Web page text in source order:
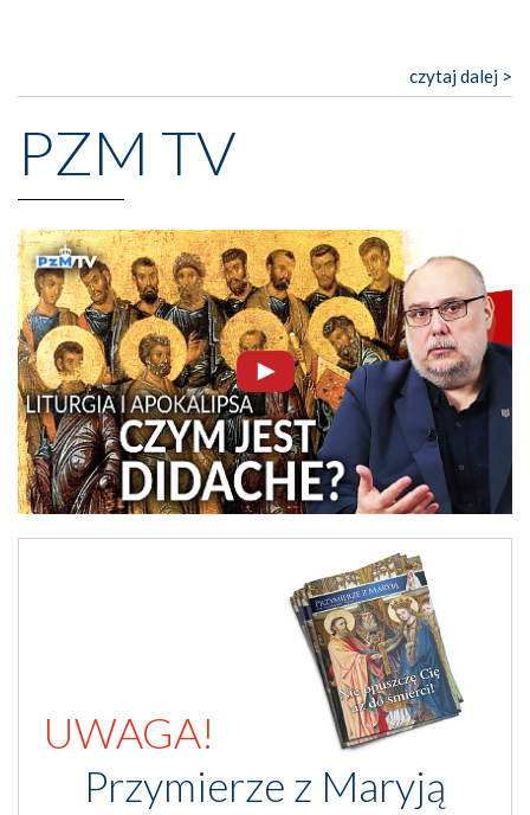
czytaj dalej >
PZM TV
UWAGA!
Przymierze z Maryją